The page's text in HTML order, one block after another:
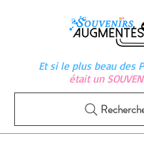
Et si le plus beau des
était un